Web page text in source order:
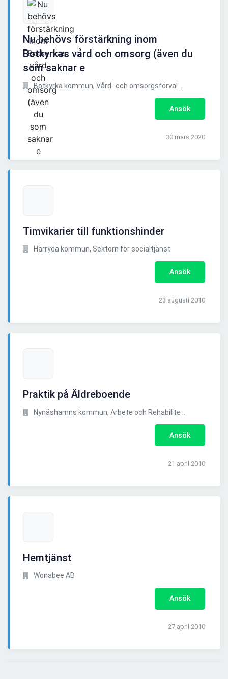
Nu behövs förstärkning inom
Botkyrkas vård och omsorg (även du
som saknar e
Botkyrka kommun, Vård- och omsorgsförval ..
Ansök
30 mars 2020
Timvikarier till funktionshinder
Härryda kommun, Sektorn för socialtjänst
Ansök
23 augusti 2010
Praktik på Äldreboende
Nynäshamns kommun, Arbete och Rehabilite ..
Ansök
21 april 2010
Hemtjänst
Wonabee AB
Ansök
27 april 2010